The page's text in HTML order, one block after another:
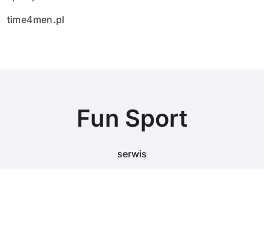
time4men.pl
Fun Sport
serwis